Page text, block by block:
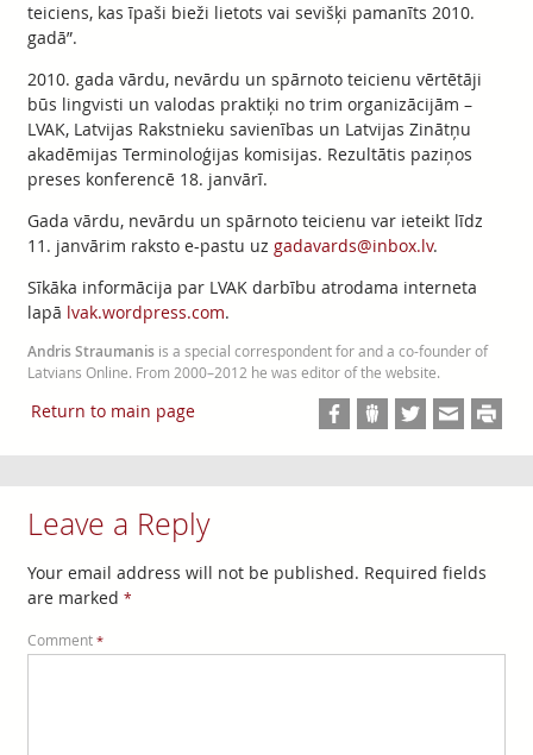
teiciens, kas īpaši bieži lietots vai sevišķi pamanīts 2010.
gadā”.
2010. gada vārdu, nevārdu un spārnoto teicienu vērtētāji
būs lingvisti un valodas praktiķi no trim organizācijām –
LVAK, Latvijas Rakstnieku savienības un Latvijas Zinātņu
akadēmijas Terminoloģijas komisijas. Rezultātis paziņos
preses konferencē 18. janvārī.
Gada vārdu, nevārdu un spārnoto teicienu var ieteikt līdz
11. janvārim raksto e-pastu uz gadavards@inbox.lv.
Sīkāka informācija par LVAK darbību atrodama interneta
lapā lvak.wordpress.com.
Andris Straumanisis a special correspondent for and a co-founder of
Latvians Online. From 2000–2012 he was editor of the website.
Return to main page
Leave a Reply
Your email address will not be published. Required fields
are marked *
Comment *